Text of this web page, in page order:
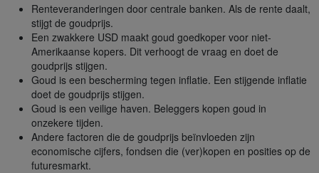
Renteveranderingen door centrale banken. Als de rente daalt,
stijgt de goudprijs.
Een zwakkere USD maakt goud goedkoper voor niet-
Amerikaanse kopers. Dit verhoogt de vraag en doet de
goudprijs stijgen.
Goud is een bescherming tegen inflatie. Een stijgende inflatie
doet de goudprijs stijgen.
Goud is een veilige haven. Beleggers kopen goud in
onzekere tijden.
Andere factoren die de goudprijs beïnvloeden zijn
economische cijfers, fondsen die (ver)kopen en posities op de
futuresmarkt.